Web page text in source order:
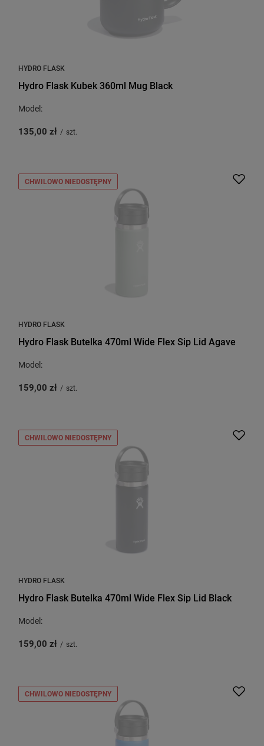
HYDRO FLASK
Hydro Flask Kubek 360ml Mug Black
Model:
135,00 zł / szt.
CHWILOWO NIEDOSTĘPNY
HYDRO FLASK
Hydro Flask Butelka 470ml Wide Flex Sip Lid Agave
Model:
159,00 zł / szt.
CHWILOWO NIEDOSTĘPNY
HYDRO FLASK
Hydro Flask Butelka 470ml Wide Flex Sip Lid Black
Model:
159,00 zł / szt.
CHWILOWO NIEDOSTĘPNY